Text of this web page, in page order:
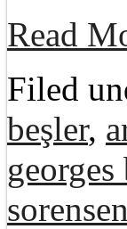
Read
Filed
beşler,
georges
sorensen